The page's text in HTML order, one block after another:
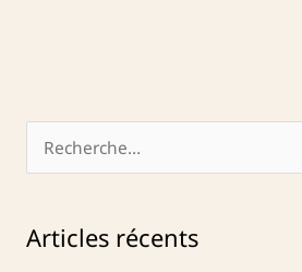
hArticles récents